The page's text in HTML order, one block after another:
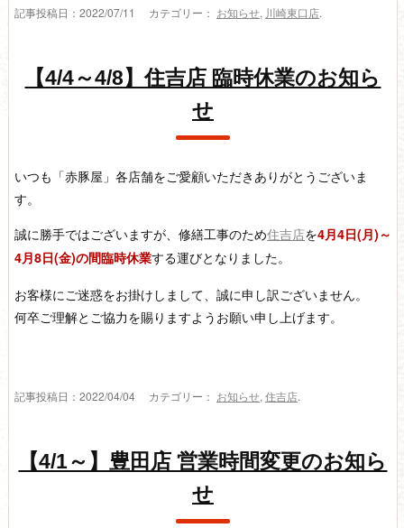
記事投稿日：2022/07/11 カテゴリー： お知らせ, 川崎東口店.
【4/4～4/8】住吉店 臨時休業のお知ら
せ
いつも「赤豚屋」各店舗をご愛顧いただきありがとうございま
す。
誠に勝手ではございますが、修繕工事のため住吉店を4月4日(月)～
4月8日(金)の間臨時休業する運びとなりました。
お客様にご迷惑をお掛けしまして、誠に申し訳ございません。
何卒ご理解とご協力を賜りますようお願い申し上げます。
記事投稿日：2022/04/04 カテゴリー： お知らせ, 住吉店.
【4/1～】豊田店 営業時間変更のお知ら
せ